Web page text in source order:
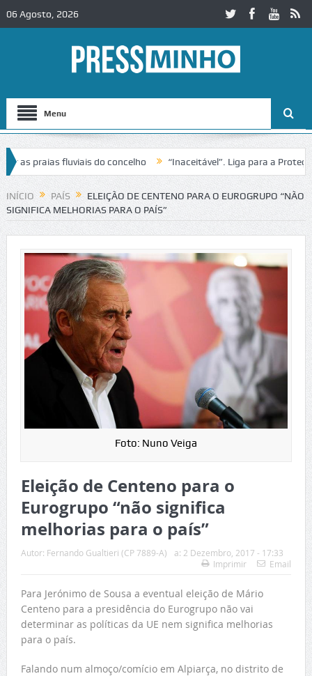
06 Agosto, 2026
Menu
praias fluviais do concelho “Inaceitável”. Liga para a Proteção
INÍCIO PAÍS
ELEIÇÃO DE CENTENO PARA O EUROGRUPO “NÃO
SIGNIFICA MELHORIAS PARA O PAÍS”
Foto: Nuno Veiga
Eleição de Centeno para o
Eurogrupo “não significa
melhorias para o país”
Autor: Fernando Gualtieri (CP 7889-A) a: 2 Dezembro, 2017 - 17:33
Imprimir
Email
Para Jerónimo de Sousa a eventual eleição de Mário
Centeno para a presidência do Eurogrupo não vai
determinar as políticas da UE nem significa melhorias
para o país.
Falando num almoço/comício em Alpiarça, no distrito de